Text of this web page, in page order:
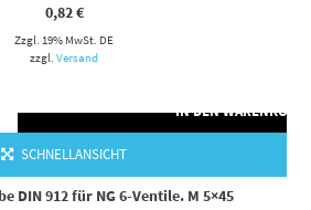
0,82€
Zzgl. 19% MwSt. DE
zzgl. Versand
IN DEN WARENKORB
SCHNELLANSICHT
DIN 912 für NG 6-Ventile. M 5×45